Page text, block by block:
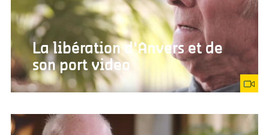
La libération d'Anvers et de
son port video